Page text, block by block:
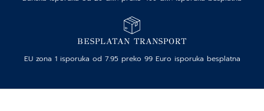
BESPLATAN TRANSPORT
EU zona 1 isporuka od 7.95 preko 99 Euro isporuka besplatna